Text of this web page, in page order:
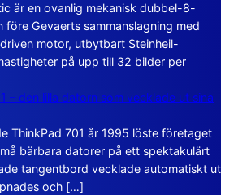
är en ovanlig mekanisk dubbel-8-
före Gevaerts sammanslagning med
motor, utbytbart Steinheil-
på upp till 32 bilder per
– den lilla datorn som vecklade ut sina
ThinkPad 701 år 1995 löste företaget
bärbara datorer på ett spektakulärt
tangentbord vecklade automatiskt ut
och […]